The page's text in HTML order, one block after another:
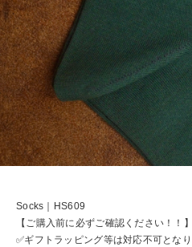
Socks｜HS609
【ご購入前に必ずご確認ください！！】
✅ギフトラッピング等は対応不可となり